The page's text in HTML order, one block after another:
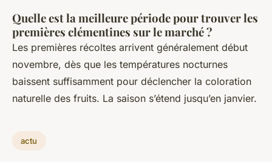
Quelle est la meilleure période pour trouver les
premières clémentines sur le marché ?
Les premières récoltes arrivent généralement début
novembre, dès que les températures nocturnes
baissent suffisamment pour déclencher la coloration
naturelle des fruits. La saison s’étend jusqu’en janvier.
actu